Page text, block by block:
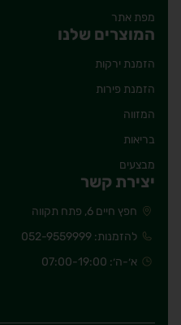
מפת אתר
המוצרים שלנו
הזמנת ירקות
הזמנת פירות
המזווה
בריאות
מבצעים
יצירת קשר
חפץ חיים 6, פתח תקווה
להזמנות: 052-9559999
א׳-ה׳: 07:00-19:00